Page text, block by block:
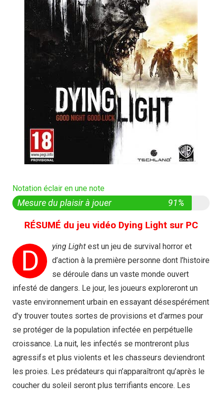
Notation éclair en une note
Mesure du plaisir à jouer 91%
RÉSUMÉ du jeu vidéo Dying Light sur PC
D ying Light est un jeu de survival horror et
d’action à la première personne dont l’histoire
se déroule dans un vaste monde ouvert
infesté de dangers. Le jour, les joueurs exploreront un
vaste environnement urbain en essayant désespérément
d’y trouver toutes sortes de provisions et d’armes pour
se protéger de la population infectée en perpétuelle
croissance. La nuit, les infectés se montreront plus
agressifs et plus violents et les chasseurs deviendront
les proies. Les prédateurs qui n’apparaîtront qu’après le
coucher du soleil seront plus terrifiants encore. Les